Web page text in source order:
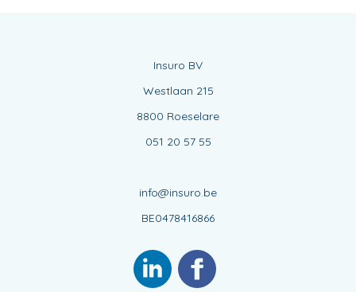
Insuro BV
Westlaan 215
8800 Roeselare
051 20 57 55
info@insuro.be
BE0478416866